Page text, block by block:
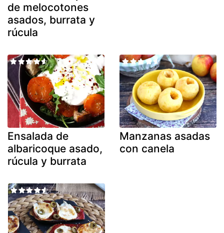
de melocotones
asados, burrata y
rúcula
Ensalada de
albaricoque asado,
rúcula y burrata
Manzanas asadas
con canela